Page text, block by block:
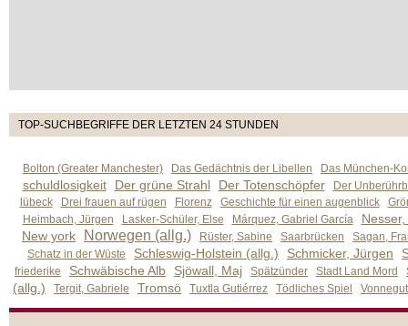
TOP-SUCHBEGRIFFE DER LETZTEN 24 STUNDEN
Bolton (Greater Manchester) Das Gedächtnis der Libellen Das München-
schuldlosigkeit Der grüne Strahl Der Totenschöpfer
Der
lübeck
Drei frauen auf rügen Florenz Geschichte für einen augenblick
Heimbach, Jürgen
Lasker-Schüler, Else Márquez, Gabriel García
New york
Norwegen (allg.) Rüster, Sabine Saarbrücken
Sagan,
Schatz in der Wüste
Schleswig-Holstein (allg.) Schmicker, Jürgen
friederike Schwäbische Alb Sjöwall, Maj Spätzünder Stadt Land Mord
(allg.) Tergit, Gabriele Tromsö Tuxtla Gutiérrez Tödliches Spiel